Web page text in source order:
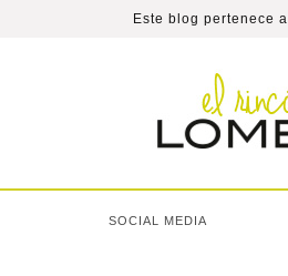
Este blog pertenece a
SOCIAL MEDIA